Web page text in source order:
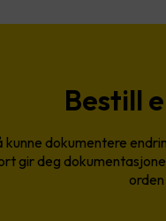
Bestill
kunne dokumentere
gir deg